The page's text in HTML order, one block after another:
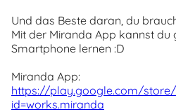
Und das Beste daran, du
Mit der Miranda App kannst
Smartphone lernen :D
Miranda App:
https://play.google.com/
id=works.miranda